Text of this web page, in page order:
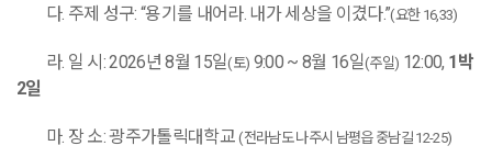
다. 주제 성구: “용기를 내어라. 내가 세상을 이겼다.”(요한 16,33)
라. 일 시 : 2026년8월 15일(토) 9:00 ~ 8월 16일(주일) 12:00, 1박
2일
마. 장 소:광주가톨릭대학교(전라남도 나주시 남평읍 중남길 12-25)